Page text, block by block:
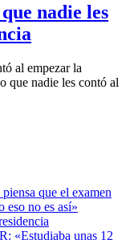
nadie les
al empezar la
que nadie les contó al
que el examen
eso no es así»
«Estudiaba unas 12